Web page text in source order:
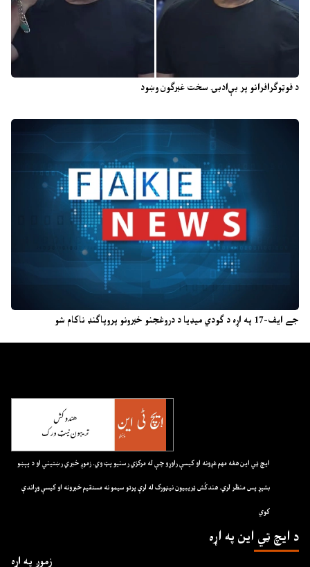
د فوټوګرافرانو پر بې‌ادبۍ سخت غبرګون وښود
جے ایف-17 په اړه د ګودي میډیا د دروغجنو خبرونو پروپاګنډ ناکام شو
ايچ ټي اين هغه مهم غږونه او کيسې راوړو چې له مرکزي رسنيو پټ وي. زموږ خبري رښتيني او د پېښو
بشپړ پس منظر لري. هندکُش ټريبيون نيټورک له لرې پرتو سيمو نه مستقيم خبرونه او کيسې وړاندې
کوي
د ايچ ټي اين په اړه
زموږ په اړه